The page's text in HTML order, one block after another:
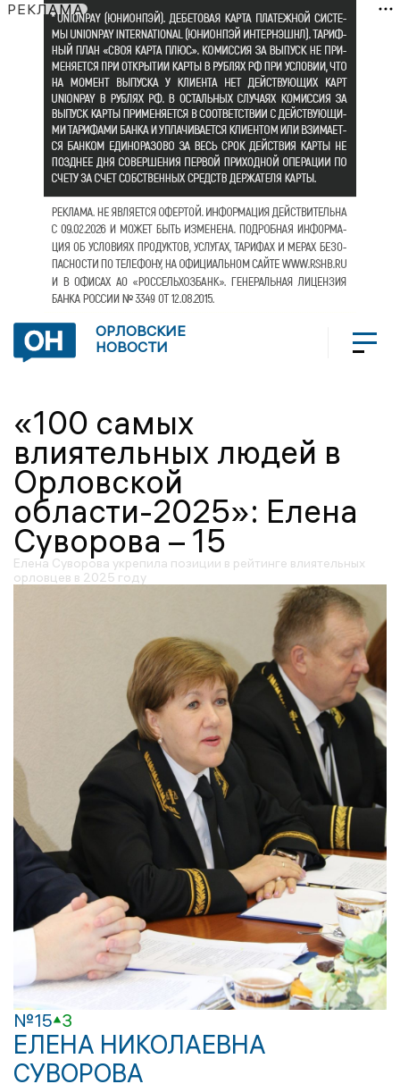
РЕКЛАМА
ОРЛОВСКИЕ
НОВОСТИ
«100 самых
влиятельных людей в
Орловской
области-2025»: Елена
Суворова – 15
Елена Суворова укрепила позиции в рейтинге влиятельных
орловцев в 2025 году
№15 3
ЕЛЕНА НИКОЛАЕВНА
СУВОРОВА